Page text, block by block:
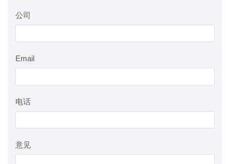
公司
Email
电话
意见